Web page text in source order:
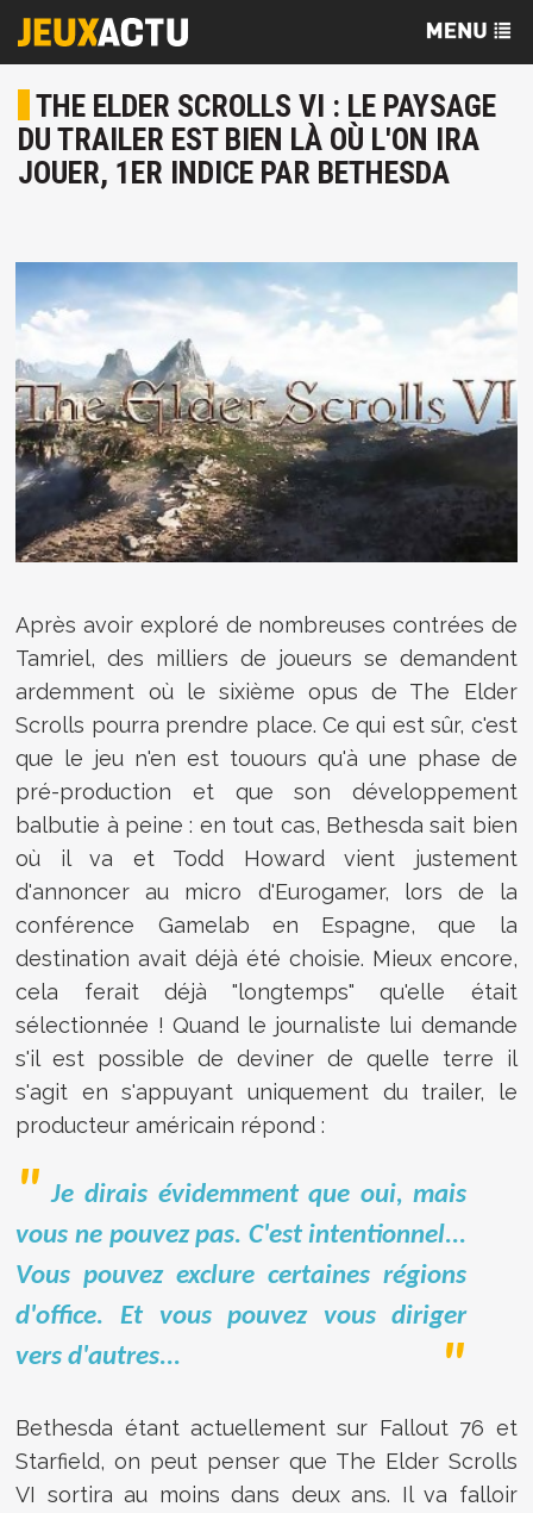
THE ELDER SCROLLS VI : LE PAYSAGE
DU TRAILER EST BIEN LÀ OÙ L'ON IRA
JOUER, 1ER INDICE PAR BETHESDA
Après avoir exploré de nombreuses contrées de
Tamriel, des milliers de joueurs se demandent
ardemment où le sixième opus de The Elder
Scrolls pourra prendre place. Ce qui est sûr, c'est
que le jeu n'en est touours qu'à une phase de
pré-production et que son développement
balbutie à peine : en tout cas, Bethesda sait bien
où il va et Todd Howard vient justement
d'annoncer au micro d'Eurogamer, lors de la
conférence Gamelab en Espagne, que la
destination avait déjà été choisie. Mieux encore,
cela ferait déjà "longtemps" qu'elle était
sélectionnée ! Quand le journaliste lui demande
s'il est possible de deviner de quelle terre il
s'agit en s'appuyant uniquement du trailer, le
producteur américain répond :
Je dirais évidemment que oui, mais
vous ne pouvez pas. C'est intentionnel...
Vous pouvez exclure certaines régions
d'office. Et vous pouvez vous diriger
vers d'autres...
Bethesda étant actuellement sur Fallout 76 et
Starfield, on peut penser que The Elder Scrolls
VI sortira au moins dans deux ans. Il va falloir